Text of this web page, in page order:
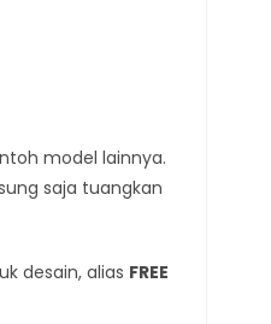
model lainnya.
saja tuangkan
desain, alias FREE